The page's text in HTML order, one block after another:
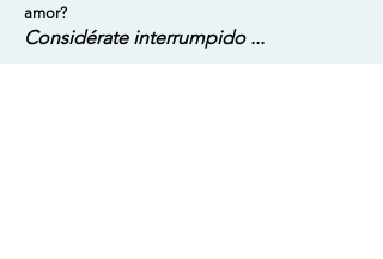
amor?
Considérate interrumpido ...